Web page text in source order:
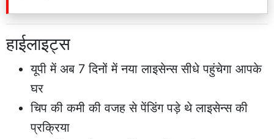
हाईलाइट्स
यूपी में अब 7 दिनों में नया लाइसेन्स सीधे पहुंचेगा आपके
घर
चिप की कमी की वजह से पेंडिंग पड़े थे लाइसेन्स की
प्रक्रिया